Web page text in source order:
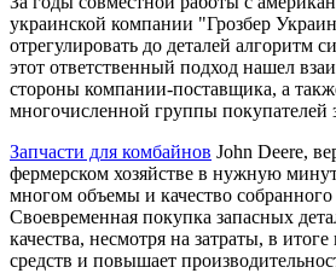
украинской компании "Грозбер
отрегулировать до деталей алгоритм
этот ответственный подход нашел
стороны компании-поставщика, а
многочисленной группы покупателей
Запчасти для комбайнов John Deere,
фермерском хозяйстве в нужную
многом объемы и качество
Своевременная покупка запасных
качества, несмотря на затраты, в
средств и повышает